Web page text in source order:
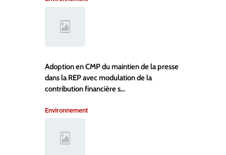
Adoption en CMP du maintien de la presse
dans la REP avec modulation de la
contribution financière s...
Environnement